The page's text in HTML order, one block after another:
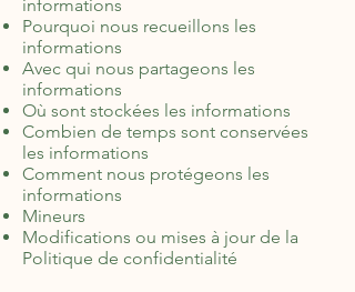
informations
Pourquoi nous recueillons les
informations
Avec qui nous partageons les
informations
Où sont stockées les informations
Combien de temps sont conservées
les informations
Comment nous protégeons les
informations
Mineurs
Modifications ou mises à jour de la
Politique de confidentialité